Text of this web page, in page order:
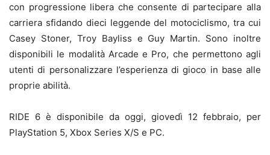
con progressione libera che consente di partecipare alla
carriera sfidando dieci leggende del motociclismo, tra cui
Casey Stoner, Troy Bayliss e Guy Martin. Sono inoltre
disponibili le modalità Arcade e Pro, che permettono agli
utenti di personalizzare l’esperienza di gioco in base alle
proprie abilità.
RIDE 6 è disponibile da oggi, giovedì 12 febbraio, per
PlayStation 5, Xbox Series X/S e PC.